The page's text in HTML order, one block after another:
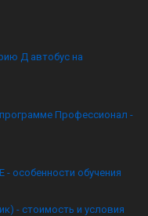
Д автобус на
Профессионал -
- особенности обучения
- стоимость и условия